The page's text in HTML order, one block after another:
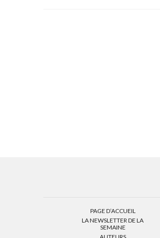
PAGE D’ACCUEIL
LA NEWSLETTER DE LA
SEMAINE